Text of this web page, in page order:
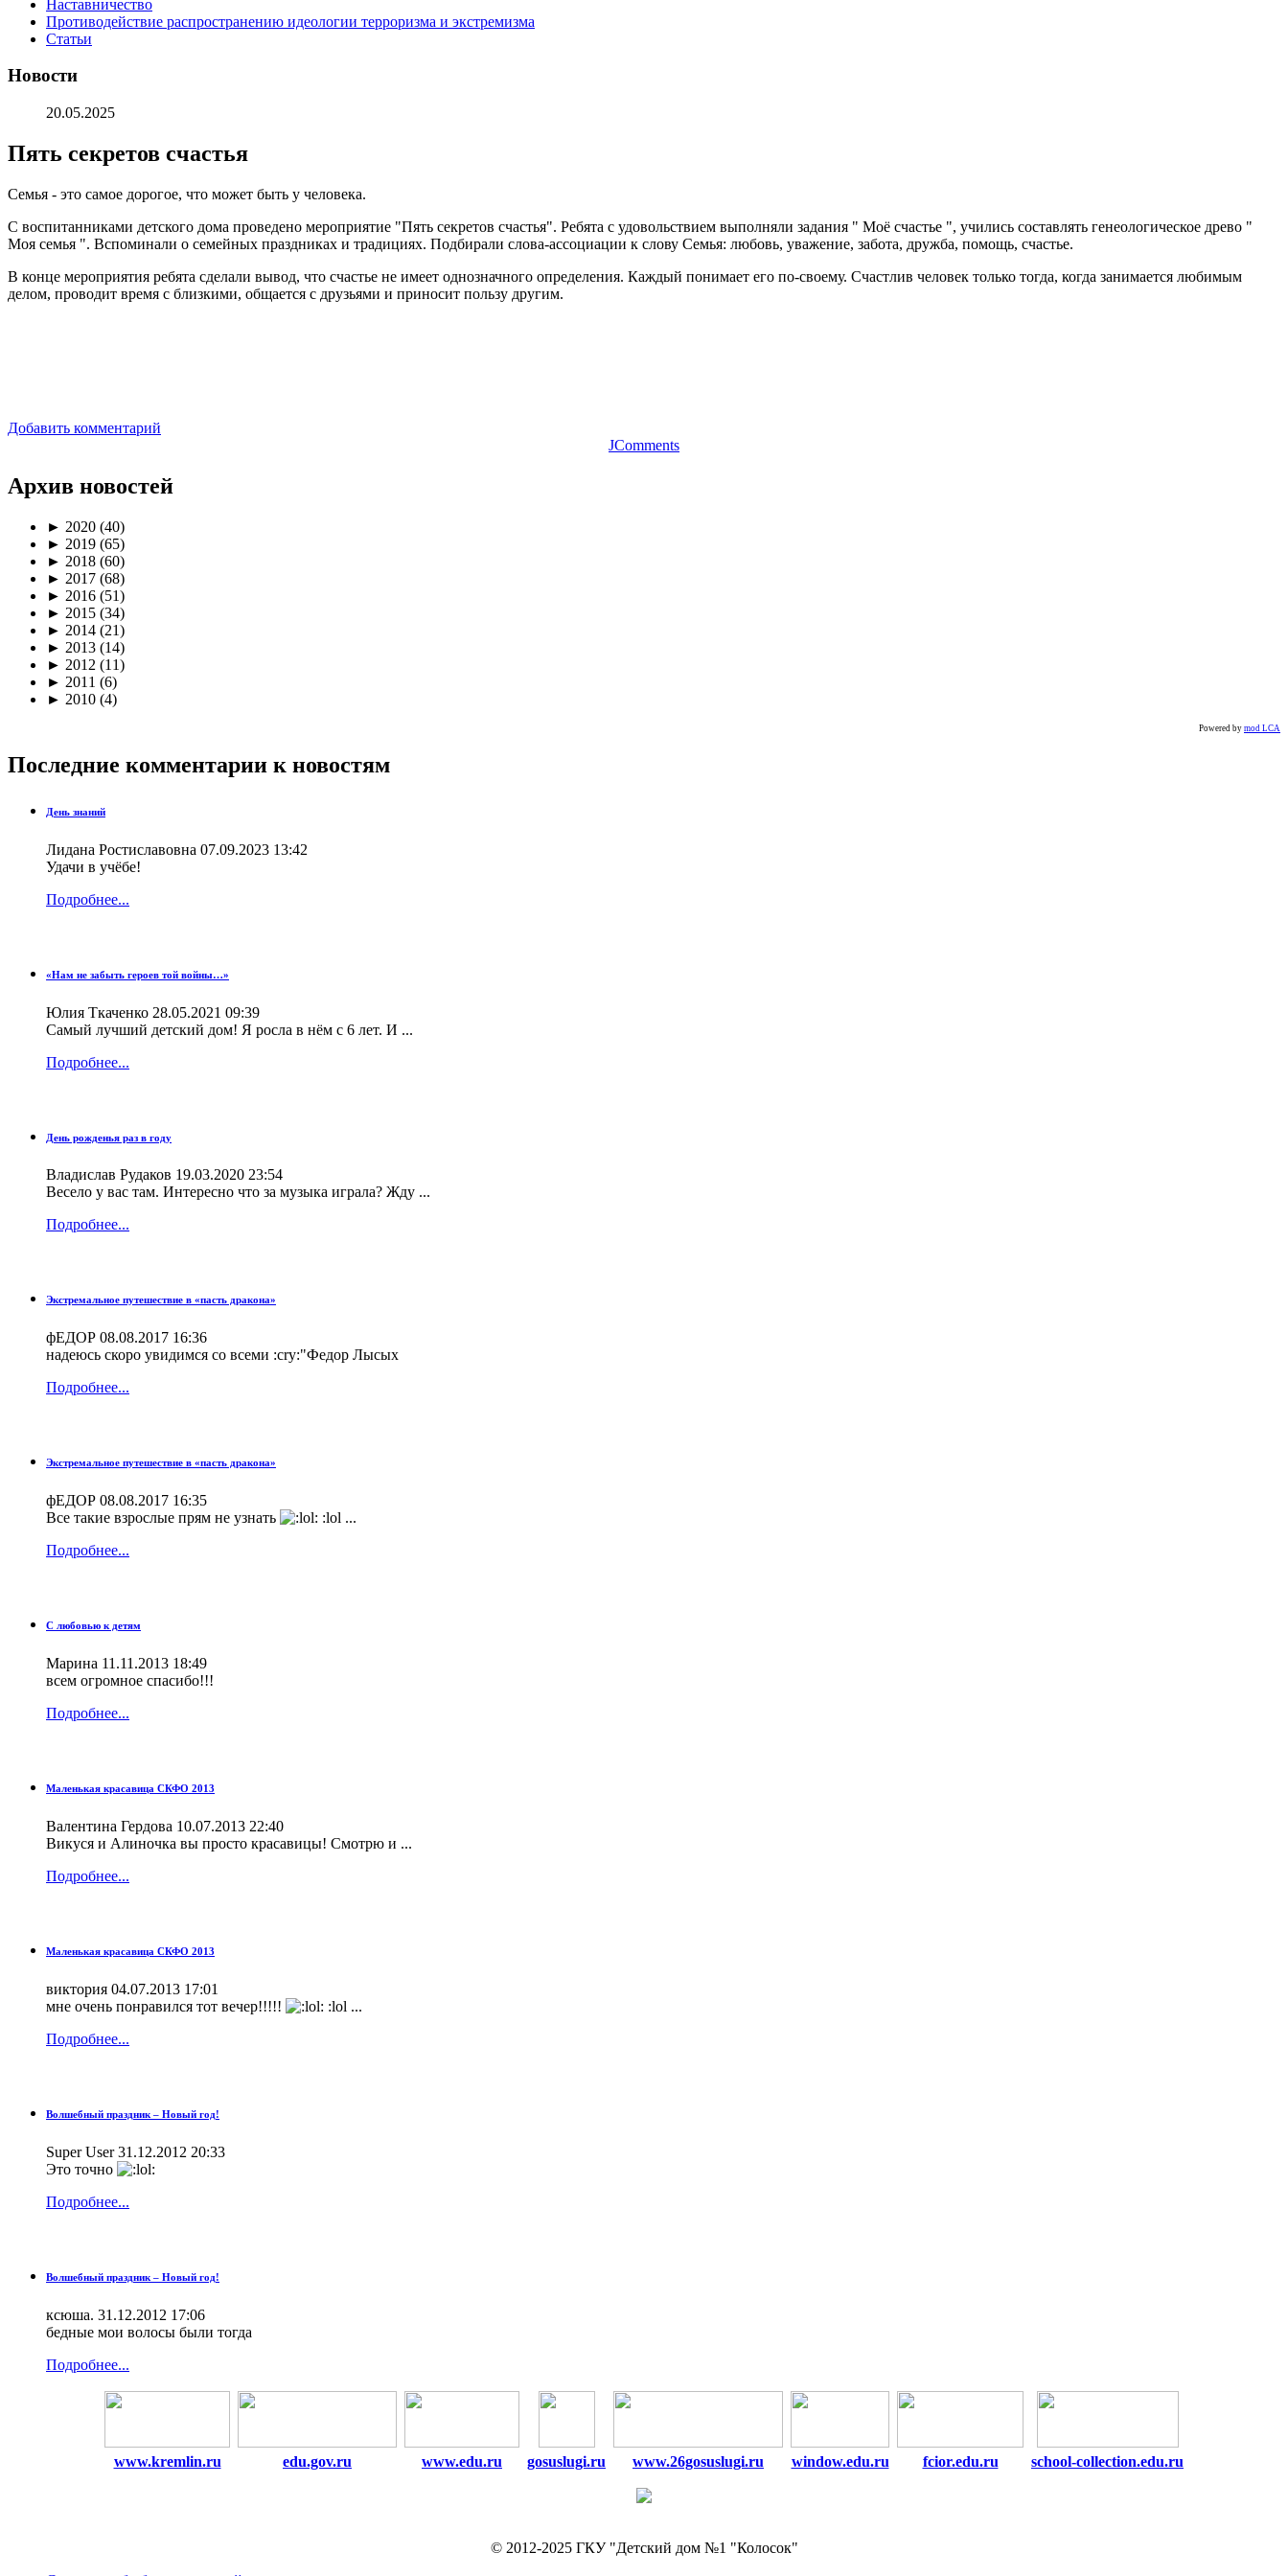
Наставничество
Противодействие распространению идеологии терроризма и экстремизма
Статьи
Новости
20.05.2025
Пять секретов счастья
Семья - это самое дорогое, что может быть у человека.
С воспитанниками детского дома проведено мероприятие "Пять секретов счастья". Ребята с удовольствием выполняли задания " Моё счастье ", учились составлять генеологическое древо "
Моя семья ". Вспоминали о семейных праздниках и традициях. Подбирали слова-ассоциации к слову Семья: любовь, уважение, забота, дружба, помощь, счастье.
В конце мероприятия ребята сделали вывод, что счастье не имеет однозначного определения. Каждый понимает его по-своему. Счастлив человек только тогда, когда занимается любимым
делом, проводит время с близкими, общается с друзьями и приносит пользу другим.
Добавить комментарий
JComments
Архив новостей
► 2020 (40)
► 2019 (65)
► 2018 (60)
► 2017 (68)
► 2016 (51)
► 2015 (34)
► 2014 (21)
► 2013 (14)
► 2012 (11)
► 2011 (6)
► 2010 (4)
Powered by mod LCA
Последние комментарии к новостям
День знаний
Лидана Ростиславовна 07.09.2023 13:42
Удачи в учёбе!
Подробнее...
«Нам не забыть героев той войны…»
Юлия Ткаченко 28.05.2021 09:39
Самый лучший детский дом! Я росла в нём с 6 лет. И ...
Подробнее...
День рожденья раз в году
Владислав Рудаков 19.03.2020 23:54
Весело у вас там. Интересно что за музыка играла? Жду ...
Подробнее...
Экстремальное путешествие в «пасть дракона»
фЕДОР 08.08.2017 16:36
надеюсь скоро увидимся со всеми :cry:"Федор Лысых
Подробнее...
Экстремальное путешествие в «пасть дракона»
фЕДОР 08.08.2017 16:35
Все такие взрослые прям не узнать
:lol ...
Подробнее...
С любовью к детям
Марина 11.11.2013 18:49
всем огромное спасибо!!!
Подробнее...
Маленькая красавица СКФО 2013
Валентина Гердова 10.07.2013 22:40
Викуся и Алиночка вы просто красавицы! Смотрю и ...
Подробнее...
Маленькая красавица СКФО 2013
виктория 04.07.2013 17:01
мне очень понравился тот вечер!!!!!
:lol ...
Подробнее...
Волшебный праздник – Новый год!
Super User 31.12.2012 20:33
Это точно
Подробнее...
Волшебный праздник – Новый год!
ксюша. 31.12.2012 17:06
бедные мои волосы были тогда
Подробнее...
www.kremlin.ru edu.gov.ru www.edu.ru gosuslugi.ru www.26gosuslugi.ru window.edu.ru fcior.edu.ru school-collection.edu.ru
© 2012-2025 ГКУ "Детский дом №1 "Колосок"